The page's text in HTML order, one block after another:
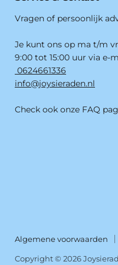
Vragen of persoonlijk
Je kunt ons op ma t/m
9:00 tot 15:00 uur via e-
0624661336
info@joysieraden.nl
Check ook onze FAQ
Algemene voorwaarden
Copyright © 2026